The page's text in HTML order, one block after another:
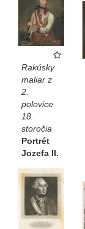
Rakúsky
maliar z
2.
polovice
18.
storočia
Portrét
Jozefa II.